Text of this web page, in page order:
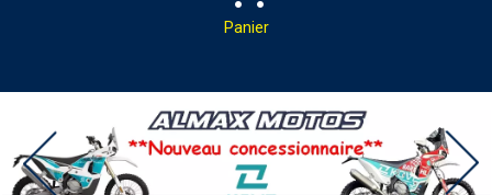
Contactez-nous pour toutes
demandes de renseignements
Panier
Panier
Votre panier est vide